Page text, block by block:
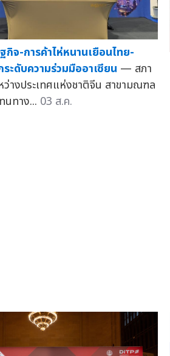
จ-การค้าไห่หนานเยือนไทย-
ะดับความร่วมมืออาเซียน — สภา
ว่างประเทศแห่งชาติจีน สาขามณฑล
ทาง... 03 ส.ค.